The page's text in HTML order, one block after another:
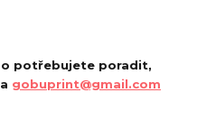
potřebujete poradit,
gobuprint@gmail.com